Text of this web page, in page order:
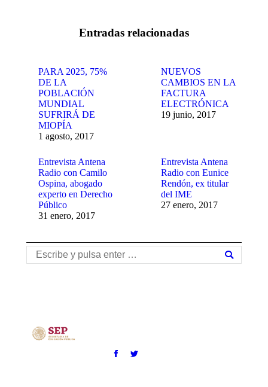
Entradas relacionadas
PARA 2025, 75%
DE LA
POBLACIÓN
MUNDIAL
SUFRIRÁ DE
MIOPÍA
1 agosto, 2017
NUEVOS
CAMBIOS EN LA
FACTURA
ELECTRÓNICA
19 junio, 2017
Entrevista Antena
Radio con Camilo
Ospina, abogado
experto en Derecho
Público
31 enero, 2017
Entrevista Antena
Radio con Eunice
Rendón, ex titular
del IME
27 enero, 2017
Buscar: